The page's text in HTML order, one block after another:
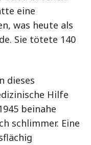
eine
was heute als
Sie tötete 140
dieses
Hilfe
beinahe
schlimmer. Eine